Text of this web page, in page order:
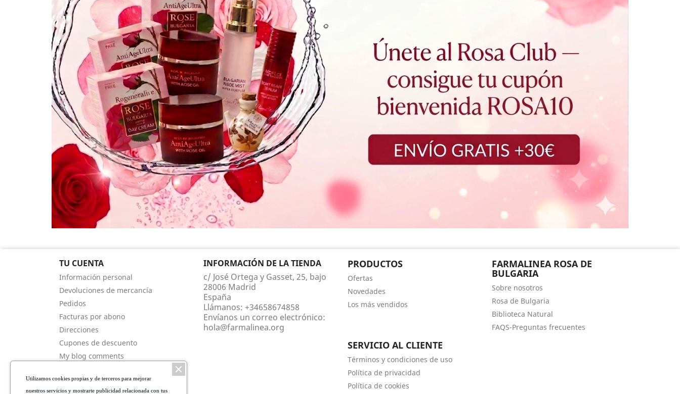
TU CUENTA
Información personal
Devoluciones de mercancía
Pedidos
Facturas por abono
Direcciones
Cupones de descuento
My blog comments
Mis comentarios
INFORMACIÓN DE LA TIENDA
c/ José Ortega y Gasset, 25, bajo
28006 Madrid
España
Llámanos: +34658674858
Envíanos un correo electrónico:
hola@farmalinea.org
PRODUCTOS
Ofertas
Novedades
Los más vendidos
FARMALINEA ROSA DE
BULGARIA
Sobre nosotros
Rosa de Bulgaria
Biblioteca Natural
FAQS-Preguntas frecuentes
SERVICIO AL CLIENTE
Términos y condiciones de uso
Política de privacidad
Política de cookies
Utilizamos cookies propias y de terceros para mejorar
nuestros servicios y mostrarte publicidad relacionada con tus